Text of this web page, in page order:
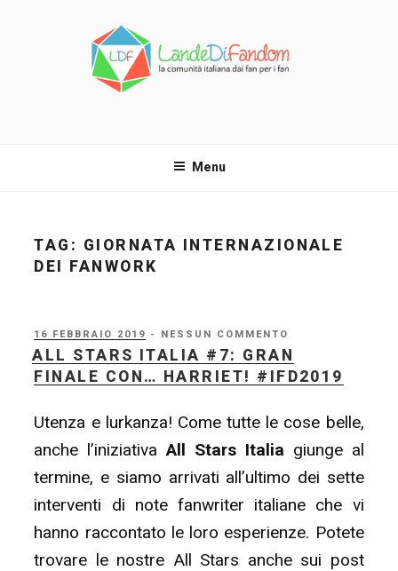
Menu
TAG: GIORNATA INTERNAZIONALE
DEI FANWORK
PUBBLICATO
IL
16 FEBBRAIO 2019 - NESSUN COMMENTO
ALL STARS ITALIA #7: GRAN
FINALE CON… HARRIET! #IFD2019
Utenza e lurkanza! Come tutte le cose belle,
anche l’iniziativaAll Stars Italia giunge al
termine, e siamo arrivati all’ultimo dei sette
interventi di note fanwriter italiane che vi
hanno raccontato le loro esperienze. Potete
trovare le nostre All Stars anche sui post